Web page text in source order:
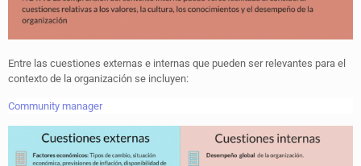
Entre las cuestiones externas e internas que pueden ser relevantes para el
contexto de la organización se incluyen:
Community manager